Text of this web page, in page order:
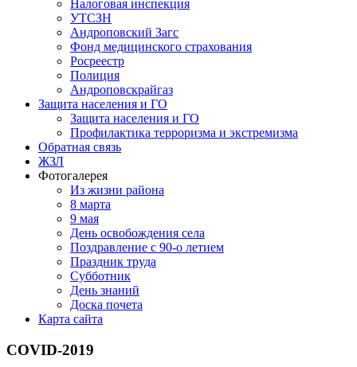
Налоговая инспекция
УТСЗН
Андроповский Загс
Фонд медицинского страхования
Росреестр
Полиция
Андроповскрайгаз
Защита населения и ГО
Защита населения и ГО
Профилактика терроризма и экстремизма
Обратная связь
ЖЗЛ
Фотогалерея
Из жизни района
8 марта
9 мая
День освобождения села
Поздравление с 90-о летием
Праздник труда
Субботник
День знаний
Доска почета
Карта сайта
COVID-2019